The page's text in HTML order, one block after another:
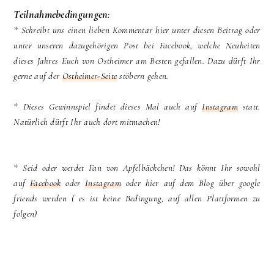
Teilnahmebedingungen:
* Schreibt uns einen lieben Kommentar hier unter diesen Beitrag oder
unter unseren dazugehörigen Post bei Facebook, welche Neuheiten
dieses Jahres Euch von Ostheimer am Besten gefallen. Dazu dürft Ihr
gerne auf der Ostheimer-Seite stöbern gehen.
* Dieses Gewinnspiel findet dieses Mal auch aufInstagramstatt.
Natürlich dürft Ihr auch dort mitmachen!
* Seid oder werdet Fan von Apfelbäckchen! Das könnt Ihr sowohl
aufFacebook oderInstagramoder hier auf dem Blog über google
friends werden ( es ist keine Bedingung, auf allen Plattformen zu
folgen)